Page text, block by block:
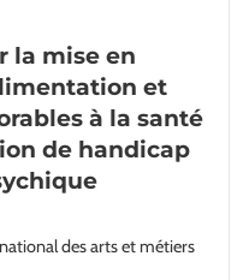
la mise en
et
à la santé
de handicap
des arts et métiers